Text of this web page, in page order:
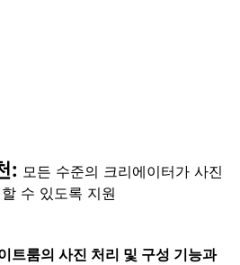
: 모든 수준의 크리에이터가 사진
수 있도록 지원
트룸의 사진 처리 및 구성 기능과